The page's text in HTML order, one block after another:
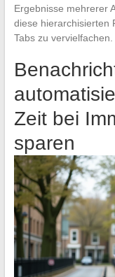
Ergebnisse mehrerer
diese hierarchisierten
Tabs zu vervielfachen.
Zeit bei
sparen